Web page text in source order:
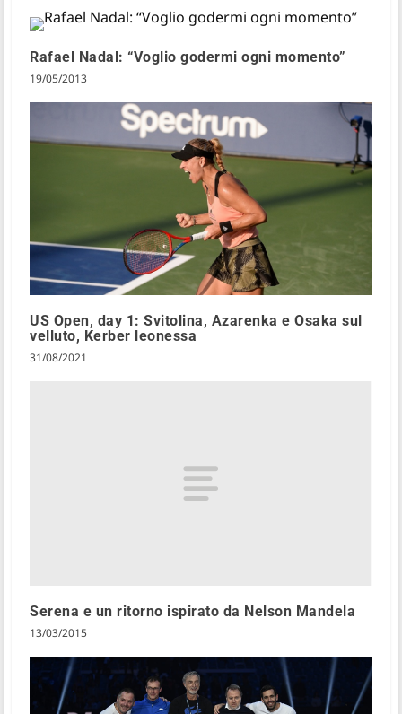
Rafael Nadal: “Voglio godermi ogni momento”
19/05/2013
US Open, day 1: Svitolina, Azarenka e Osaka sul
velluto, Kerber leonessa
31/08/2021
Serena e un ritorno ispirato da Nelson Mandela
13/03/2015